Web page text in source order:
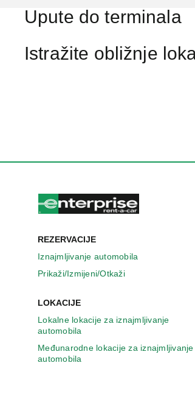
s
o
t
p
r
o
o
r
Upute do terminala
Istražite obližnje
REZERVACIJE
Iznajmljivanje automobila
Prikaži/Izmijeni/Otkaži
LOKACIJE
Lokalne lokacije za iznajmljivanje
automobila
Međunarodne lokacije za iznajmljivanje
automobila